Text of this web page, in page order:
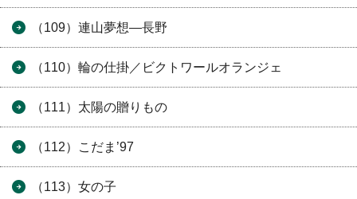
（109）連山夢想―長野
（110）輪の仕掛／ビクトワールオランジェ
（111）太陽の贈りもの
（112）こだま’97
（113）女の子